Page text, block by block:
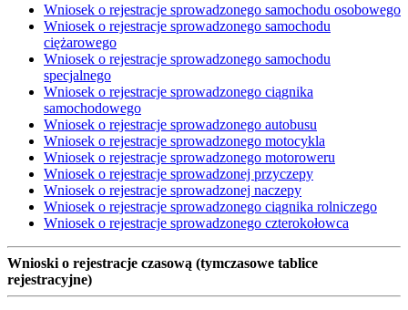
Wniosek o rejestracje sprowadzonego samochodu osobowego
Wniosek o rejestracje sprowadzonego samochodu
ciężarowego
Wniosek o rejestracje sprowadzonego samochodu
specjalnego
Wniosek o rejestracje sprowadzonego ciągnika
samochodowego
Wniosek o rejestracje sprowadzonego autobusu
Wniosek o rejestracje sprowadzonego motocykla
Wniosek o rejestracje sprowadzonego motoroweru
Wniosek o rejestracje sprowadzonej przyczepy
Wniosek o rejestracje sprowadzonej naczepy
Wniosek o rejestracje sprowadzonego ciągnika rolniczego
Wniosek o rejestracje sprowadzonego czterokołowca
Wnioski o rejestracje czasową (tymczasowe tablice
rejestracyjne)